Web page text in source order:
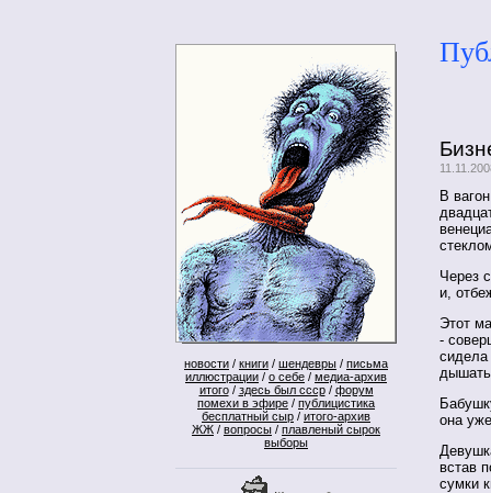
новости / книги / шендевры / письма
иллюстрации / о себе / медиа-архив
итого/ здесь был ссср/ форум
помехи в эфире / публицистика
бесплатный сыр / итого-архив
ЖЖ / вопросы / плавленый сырок
выборы
В
Через
и,
Этот
-
сидела
она
встав
сумки